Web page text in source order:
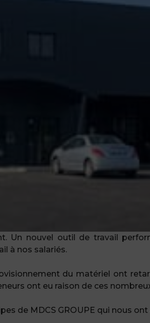
Un nouvel outil de travail
à nos salariés.
du matériel ont
ont eu raison de ces
de MDCS GROUPE qui nous